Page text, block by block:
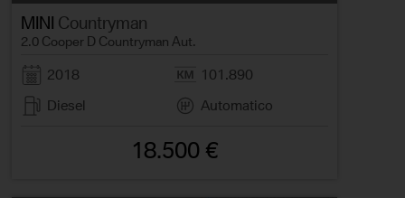
MINI Countryman
2.0 Cooper D Countryman Aut.
2018
101.890
Diesel
Automatico
18.500 €